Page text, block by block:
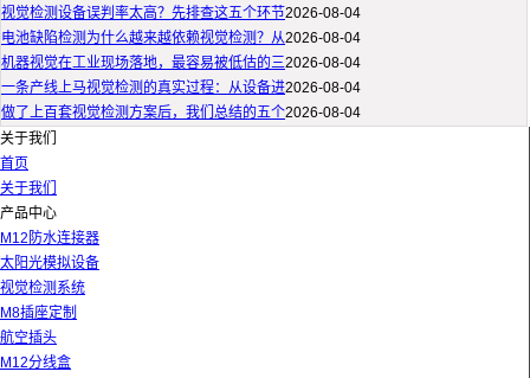
视觉检测设备误判率太高？先排查这五个环节2026-08-04
电池缺陷检测为什么越来越依赖视觉检测？从2026-08-04
机器视觉在工业现场落地，最容易被低估的三2026-08-04
一条产线上马视觉检测的真实过程：从设备进2026-08-04
做了上百套视觉检测方案后，我们总结的五个2026-08-04
关于我们
首页
关于我们
产品中心
M12防水连接器
太阳光模拟设备
视觉检测系统
M8插座定制
航空插头
M12分线盒